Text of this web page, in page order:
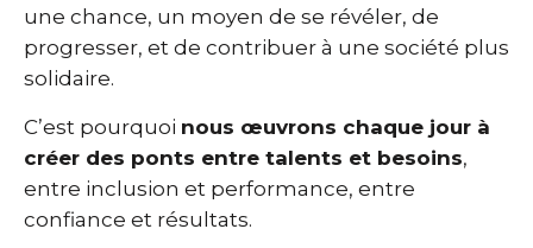
une chance, un moyen de se révéler, de
progresser, et de contribuer à une société plus
solidaire.
C’est pourquoi nous œuvrons chaque jour à
créer des ponts entre talents et besoins,
entre inclusion et performance, entre
confiance et résultats.